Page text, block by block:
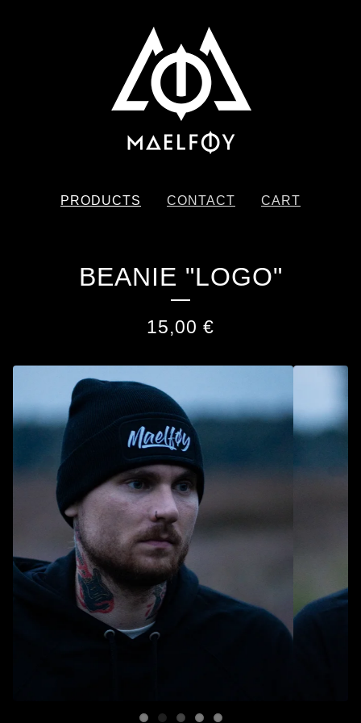
PRODUCTS CONTACT CART
BEANIE "LOGO"
15,00 €